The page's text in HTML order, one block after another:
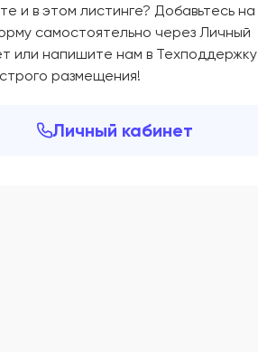
и в этом листинге? Добавьтесь на
самостоятельно через Личный
или напишите нам в Техподдержку
размещения!
Личный кабинет